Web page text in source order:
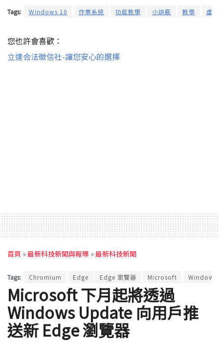
Tags: Windows 10 作業系統 功能教學 小訣竅 教學 虛
您也許會喜歡：
立達合法徵信社-讓您安心的選擇
首頁 »最新科技新聞與報導 »最新科技新聞
Tags: Chromium Edge Edge 瀏覽器 Microsoft Windows
Microsoft 下月起將透過
Windows Update 向用戶推
送新 Edge 瀏覽器